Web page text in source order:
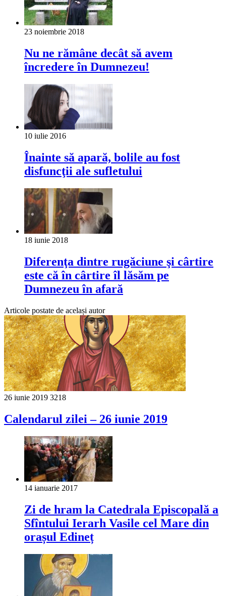
23 noiembrie 2018
Nu ne rămâne decât să avem
încredere în Dumnezeu!
10 iulie 2016
Înainte să apară, bolile au fost
disfuncţii ale sufletului
18 iunie 2018
Diferenţa dintre rugăciune şi cârtire
este că în cârtire îl lăsăm pe
Dumnezeu în afară
Articole postate de același autor
26 iunie 2019 3218
Calendarul zilei – 26 iunie 2019
14 ianuarie 2017
Zi de hram la Catedrala Episcopală a
Sfîntului Ierarh Vasile cel Mare din
orașul Edineț